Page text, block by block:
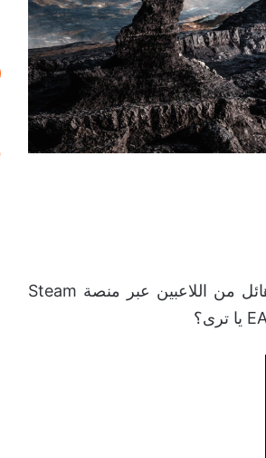
إلى واجهة الألعاب التي تمتلك عدد هائل من اللاعبين عبر منصة Steam